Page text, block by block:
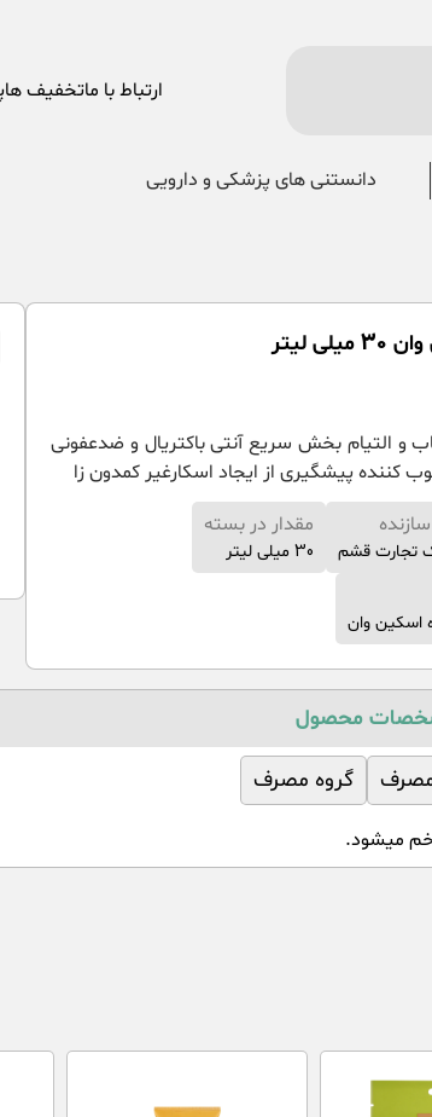
ارتباط با ماتخفیف ها
دانستنی های پزشکی و دارویی
لیتر
و التیام بخش سریع آنتی باکتریال و ضدعفونی
پیشگیری از ایجاد اسکارغیر کمدون زا
تجارت قشم
مقدار در بسته
30 میلی لیتر
اسکین وان
محصول
مصرف گروه مصرف